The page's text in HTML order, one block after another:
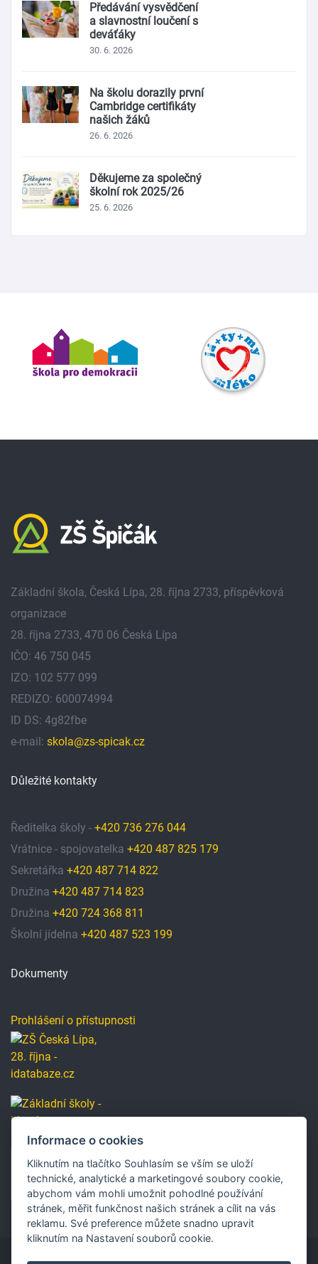
Předávání vysvědčení
a slavnostní loučení s
deváťáky
30. 6. 2026
Na školu dorazily první
Cambridge certifikáty
našich žáků
26. 6. 2026
Děkujeme za společný
školní rok 2025/26
25. 6. 2026
Základní škola, Česká Lípa, 28. října 2733, příspěvková
organizace
28. října 2733, 470 06 Česká Lípa
IČO: 46 750 045
IZO: 102 577 099
REDIZO: 600074994
ID DS: 4g82fbe
e-mail: skola@zs-spicak.cz
Důležité kontakty
Ředitelka školy - +420 736 276 044
Vrátnice - spojovatelka +420 487 825 179
Sekretářka +420 487 714 822
Družina +420 487 714 823
Družina +420 724 368 811
Školní jídelna +420 487 523 199
Dokumenty
Prohlášení o přístupnosti
Informace o cookies
Kliknutím na tlačítko Souhlasím se vším se uloží
technické, analytické a marketingové soubory cookie,
abychom vám mohli umožnit pohodlné používání
stránek, měřit funkčnost našich stránek a cílit na vás
reklamu. Své preference můžete snadno upravit
kliknutím na Nastavení souborů cookie.